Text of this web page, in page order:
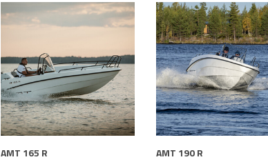
AMT 165 R AMT 190 R